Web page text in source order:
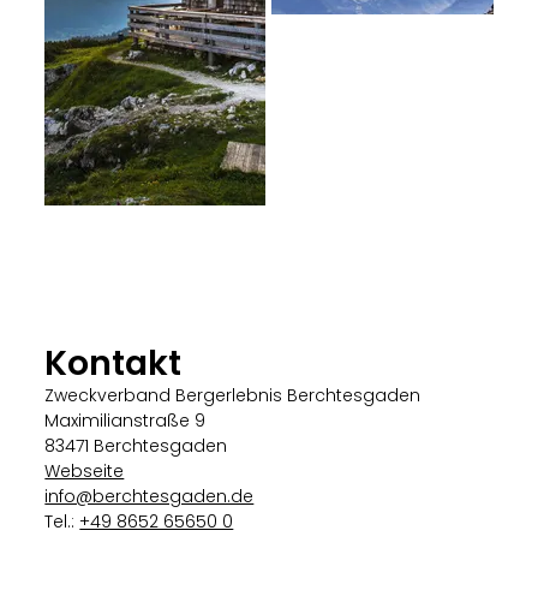
Kontakt
Zweckverband Bergerlebnis Berchtesgaden
Maximilianstraße 9
83471 Berchtesgaden
Webseite
info@berchtesgaden.de
Tel.:+49 8652 65650 0